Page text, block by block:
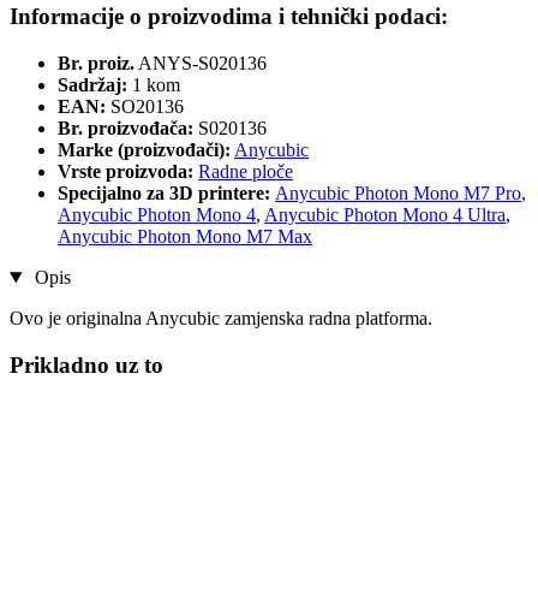
Informacije o proizvodima i tehnički podaci:
Br. proiz. ANYS-S020136
Sadržaj: 1 kom
EAN: SO20136
Br. proizvođača: S020136
Marke (proizvođači): Anycubic
Vrste proizvoda: Radne ploče
Specijalno za 3D printere: Anycubic Photon Mono M7 Pro,
Anycubic Photon Mono 4, Anycubic Photon Mono 4 Ultra,
Anycubic Photon Mono M7 Max
Opis
Ovo je originalna Anycubic zamjenska radna platforma.
Prikladno uz to